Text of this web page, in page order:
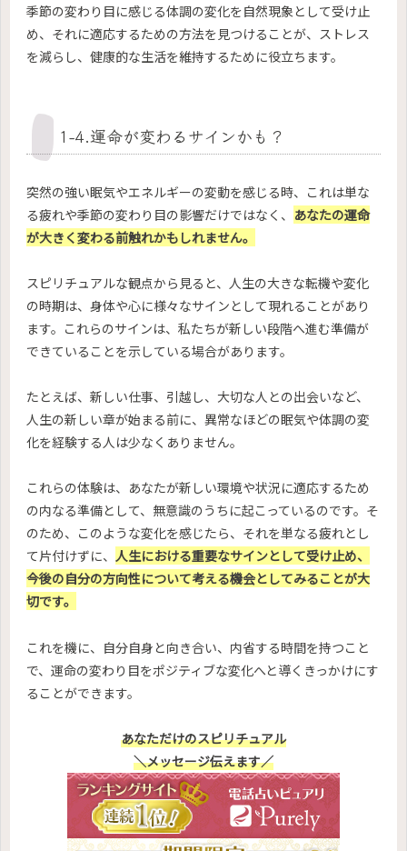
季節の変わり目に感じる体調の変化を自然現象として受け止
め、それに適応するための方法を見つけることが、ストレス
を減らし、健康的な生活を維持するために役立ちます。
1-4.運命が変わるサインかも？
突然の強い眠気やエネルギーの変動を感じる時、これは単な
る疲れや季節の変わり目の影響だけではなく、 あなたの運命
が大きく変わる前触れかもしれません。
スピリチュアルな観点から見ると、人生の大きな転機や変化
の時期は、身体や心に様々なサインとして現れることがあり
ます。これらのサインは、私たちが新しい段階へ進む準備が
できていることを示している場合があります。
たとえば、新しい仕事、引越し、大切な人との出会いなど、
人生の新しい章が始まる前に、異常なほどの眠気や体調の変
化を経験する人は少なくありません。
これらの体験は、あなたが新しい環境や状況に適応するため
の内なる準備として、無意識のうちに起こっているのです。そ
のため、このような変化を感じたら、それを単なる疲れとし
て片付けずに、 人生における重要なサインとして受け止め、
今後の自分の方向性について考える機会としてみることが大
切です。
これを機に、自分自身と向き合い、内省する時間を持つこと
で、運命の変わり目をポジティブな変化へと導くきっかけにす
ることができます。
あなただけのスピリチュアル
＼メッセージ伝えます／